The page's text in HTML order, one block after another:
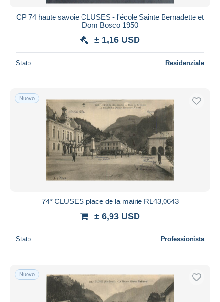
CP 74 haute savoie CLUSES - l'école Sainte Bernadette et
Dom Bosco 1950
± 1,16 USD
Stato Residenziale
Nuovo
74* CLUSES place de la mairie RL43,0643
± 6,93 USD
Stato Professionista
Nuovo